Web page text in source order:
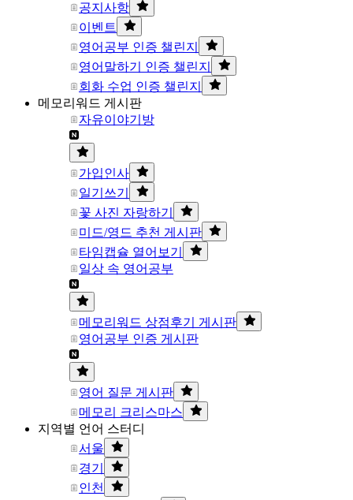
공지사항
이벤트
영어공부 인증 챌린지
영어말하기 인증 챌린지
회화 수업 인증 챌린지
메모리워드 게시판
자유이야기방
가입인사
일기쓰기
꽃 사진 자랑하기
미드/영드 추천 게시판
타임캡슐 열어보기
일상 속 영어공부
메모리워드 상점후기 게시판
영어공부 인증 게시판
영어 질문 게시판
메모리 크리스마스
지역별 언어 스터디
서울
경기
인천